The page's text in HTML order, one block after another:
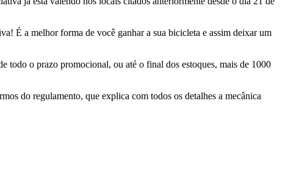
É a melhor forma de você ganhar a sua bicicleta e assim deixar um
todo o prazo promocional, ou até o final dos estoques, mais de 1000
do regulamento, que explica com todos os detalhes a mecânica